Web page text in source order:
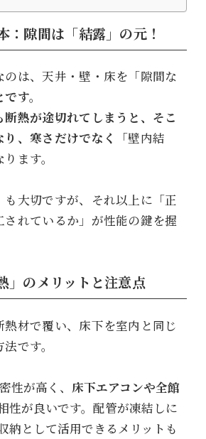
：隙間は「結露」の元！
のは、天井・壁・床を「隙間な
す。
断熱が途切れてしまうと、そこ
、寒さだけでなく
「壁内結
ます。
も大切ですが、それ以上に「正
されているか」が性能の鍵を握
」のメリットと注意点
材で覆い、床下を室内と同じ
です。
性が高く、 床下エアコンや全館
性が良いです。配管が凍結しに
納として活用できるメリットも